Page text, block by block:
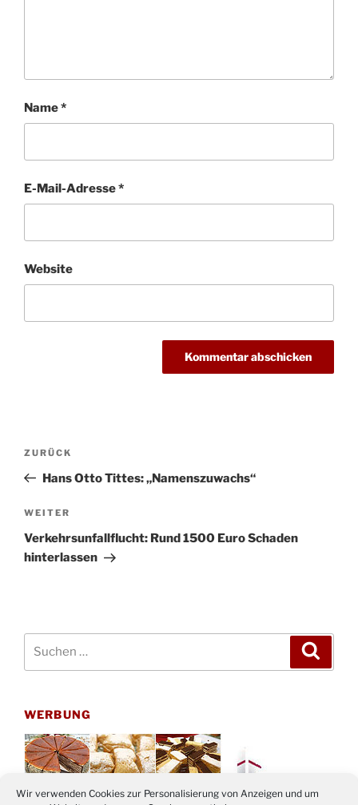
Wir verwenden Cookies zur Personalisierung von Anzeigen und um
Name*
E-Mail-Adresse*
Website
Beitragsnavigation
Vorheriger
Beitrag
ZURÜCK
Hans Otto Tittes: „Namenszuwachs“
Nächster
Beitrag
WEITER
Verkehrsunfallflucht: Rund 1500 Euro Schaden
hinterlassen
WERBUNG